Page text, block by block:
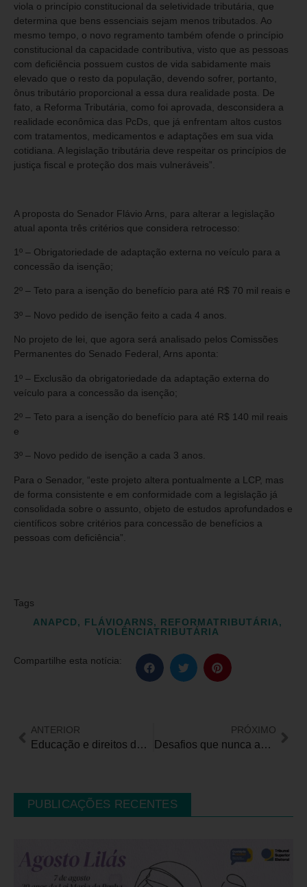
viola o princípio constitucional da seletividade tributária, que
determina que bens essenciais sejam menos tributados. Ao
mesmo tempo, o novo regramento também ofende o princípio
constitucional da capacidade contributiva, visto que as pessoas
com deficiência possuem custos de vida sabidamente mais
elevado que o resto da população, devendo sofrer, portanto,
ônus tributário proporcional a essa dura realidade posta. De
fato, a Reforma Tributária, como foi aprovada, desconsidera a
realidade econômica das PcDs, que já enfrentam altos custos
com tratamentos, medicamentos e adaptações em sua vida
cotidiana. A legislação tributária deve respeitar os princípios de
justiça fiscal e proteção dos mais vulneráveis”.
A proposta do Senador Flávio Arns, para alterar a legislação
atual aponta três critérios que considera retrocesso:
1º – Obrigatoriedade de adaptação externa no veículo para a
concessão da isenção;
2º – Teto para a isenção do benefício para até R$ 70 mil reais e
3º – Novo pedido de isenção feito a cada 4 anos.
No projeto de lei, que agora será analisado pelos Comissões
Permanentes do Senado Federal, Arns aponta:
1º – Exclusão da obrigatoriedade da adaptação externa do
veículo para a concessão da isenção;
2º – Teto para a isenção do benefício para até R$ 140 mil reais
e
3º – Novo pedido de isenção a cada 3 anos.
Para o Senador, “este projeto altera pontualmente a LCP, mas
de forma consistente e em conformidade com a legislação já
consolidada sobre o assunto, objeto de estudos aprofundados e
científicos sobre critérios para concessão de benefícios a
pessoas com deficiência”.
Tags
ANAPCD, FLÁVIOARNS, REFORMATRIBUTÁRIA,
VIOLÊNCIATRIBUTÁRIA
Compartilhe esta notícia:
ANTERIOR
Educação e direitos de estudantes com deficiência em instituições de ensino superior da cidade de Salvador/BA
PRÓXIMO
Desafios que nunca acabam para as pessoas com deficiência
PUBLICAÇÕES RECENTES